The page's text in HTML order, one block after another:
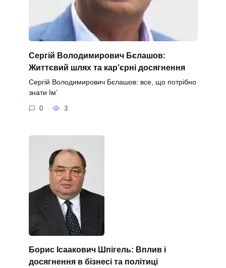
Сергій Володимирович Бєлашов:
Життєвий шлях та кар’єрні досягнення
Сергій Володимирович Бєлашов: все, що потрібно
знати Ім’
0 3
Борис Ісаакович Шпігель: Вплив і
досягнення в бізнесі та політиці